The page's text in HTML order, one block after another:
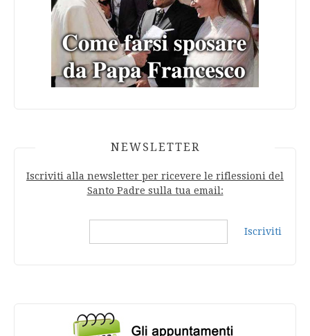
NEWSLETTER
Iscriviti alla newsletter per ricevere le riflessioni del
Santo Padre sulla tua email:
Iscriviti